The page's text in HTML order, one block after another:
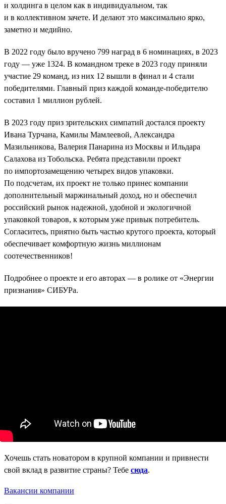
и холдинга в целом как в индивидуальном, так
и в коллективном зачете. И делают это максимально ярко,
заметно и медийно.
В 2022 году было вручено 799 наград в 6 номинациях, в 2023
году — уже 1324. В командном треке в 2023 году приняли
участие 29 команд, из них 12 вышли в финал и 4 стали
победителями. Главный приз каждой команде-победителю
составил 1 миллион рублей.
В 2023 году приз зрительских симпатий достался проекту
Ивана Турчана, Камилы Мамлеевой, Александра
Мазильникова, Валерия Панарина из Москвы и Ильдара
Салахова из Тобольска. Ребята представили проект
по импортозамещению четырех видов упаковки.
По подсчетам, их проект не только принес компании
дополнительный маржинальный доход, но и обеспечил
российский рынок надежной, удобной и экологичной
упаковкой товаров, к которым уже привык потребитель.
Согласитесь, приятно быть частью крутого проекта, который
обеспечивает комфортную жизнь миллионам
соотечественников!
Подробнее о проекте и его авторах — в ролике от «Энергии
признания» СИБУРа.
Хочешь стать новатором в крупной компании и привнести
свой вклад в развитие страны? Тебе сюда.
Вакансии компании